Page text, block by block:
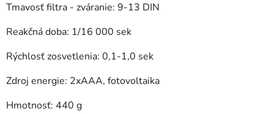
Tmavosť filtra - zváranie: 9-13 DIN
Reakčná doba: 1/16 000 sek
Rýchlosť zosvetlenia: 0,1-1,0 sek
Zdroj energie: 2xAAA, fotovoltaika
Hmotnosť: 440 g